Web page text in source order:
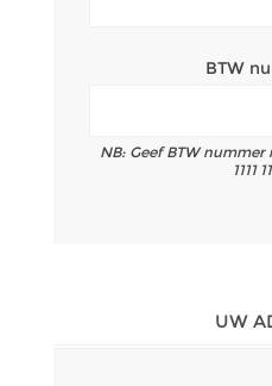
BTW
NB: Geef BTW
1111
UW